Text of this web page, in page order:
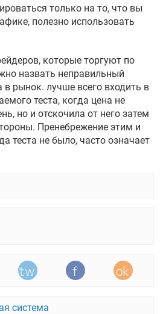
только на то, что вы
полезно использовать
которые торгуют по
назвать неправильный
рынок. лучше всего входить в
теста, когда цена не
но и отскочила от него затем
Пренебрежение этим и
теста не было, часто означает
система